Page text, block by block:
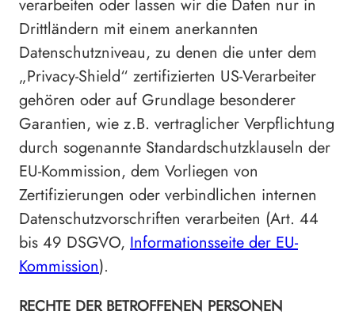
verarbeiten oder lassen wir die Daten nur in
Drittländern mit einem anerkannten
Datenschutzniveau, zu denen die unter dem
„Privacy-Shield“ zertifizierten US-Verarbeiter
gehören oder auf Grundlage besonderer
Garantien, wie z.B. vertraglicher Verpflichtung
durch sogenannte Standardschutzklauseln der
EU-Kommission, dem Vorliegen von
Zertifizierungen oder verbindlichen internen
Datenschutzvorschriften verarbeiten (Art. 44
bis 49 DSGVO, Informationsseite der EU-
Kommission).
RECHTE DER BETROFFENEN PERSONEN